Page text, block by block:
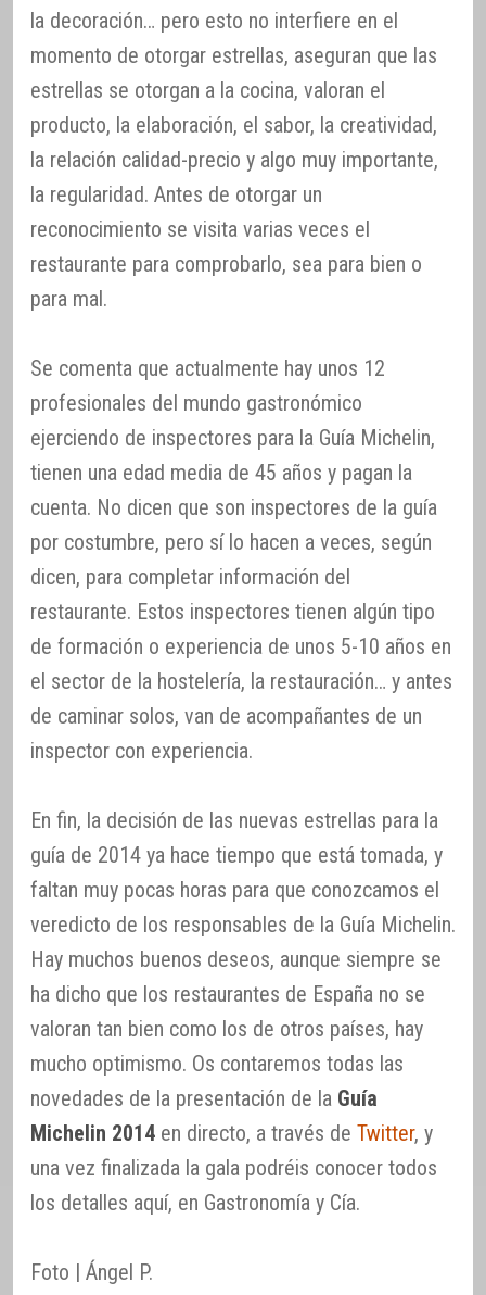
la decoración… pero esto no interfiere en el
momento de otorgar estrellas, aseguran que las
estrellas se otorgan a la cocina, valoran el
producto, la elaboración, el sabor, la creatividad,
la relación calidad-precio y algo muy importante,
la regularidad. Antes de otorgar un
reconocimiento se visita varias veces el
restaurante para comprobarlo, sea para bien o
para mal.
Se comenta que actualmente hay unos 12
profesionales del mundo gastronómico
ejerciendo de inspectores para la Guía Michelin,
tienen una edad media de 45 años y pagan la
cuenta. No dicen que son inspectores de la guía
por costumbre, pero sí lo hacen a veces, según
dicen, para completar información del
restaurante. Estos inspectores tienen algún tipo
de formación o experiencia de unos 5-10 años en
el sector de la hostelería, la restauración… y antes
de caminar solos, van de acompañantes de un
inspector con experiencia.
En fin, la decisión de las nuevas estrellas para la
guía de 2014 ya hace tiempo que está tomada, y
faltan muy pocas horas para que conozcamos el
veredicto de los responsables de la Guía Michelin.
Hay muchos buenos deseos, aunque siempre se
ha dicho que los restaurantes de España no se
valoran tan bien como los de otros países, hay
mucho optimismo. Os contaremos todas las
novedades de la presentación de la Guía
Michelin 2014 en directo, a través de Twitter, y
una vez finalizada la gala podréis conocer todos
los detalles aquí, en Gastronomía y Cía.
Foto | Ángel P.